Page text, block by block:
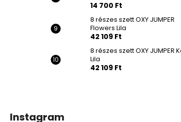
14 700 Ft
8 részes szett OXY JUMPER
Flowers Lila
42 109 Ft
8 részes szett OXY JUMPER
Lila
42 109 Ft
Instagram